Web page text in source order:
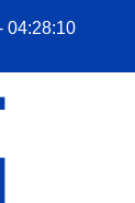
04:28:12